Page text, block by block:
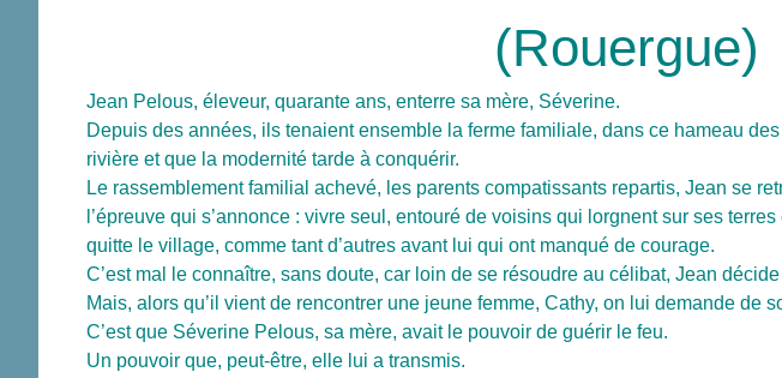
(Rouergue)
Jean Pelous, éleveur, quarante ans, enterre sa mère, Séverine.
Depuis des années, ils tenaient ensemble la ferme familiale, dans ce hameau
rivière et que la modernité tarde à conquérir.
Le rassemblement familial achevé, les parents compatissants repartis, Jean se
l’épreuve qui s’annonce : vivre seul, entouré de voisins qui lorgnent sur ses
quitte le village, comme tant d’autres avant lui qui ont manqué de courage.
C’est mal le connaître, sans doute, car loin de se résoudre au célibat, Jean
Mais, alors qu’il vient de rencontrer une jeune femme, Cathy, on lui demande de
C’est que Séverine Pelous, sa mère, avait le pouvoir de guérir le feu.
Un pouvoir que, peut-être, elle lui a transmis.